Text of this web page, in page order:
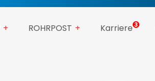
ROHRPOST Karriere